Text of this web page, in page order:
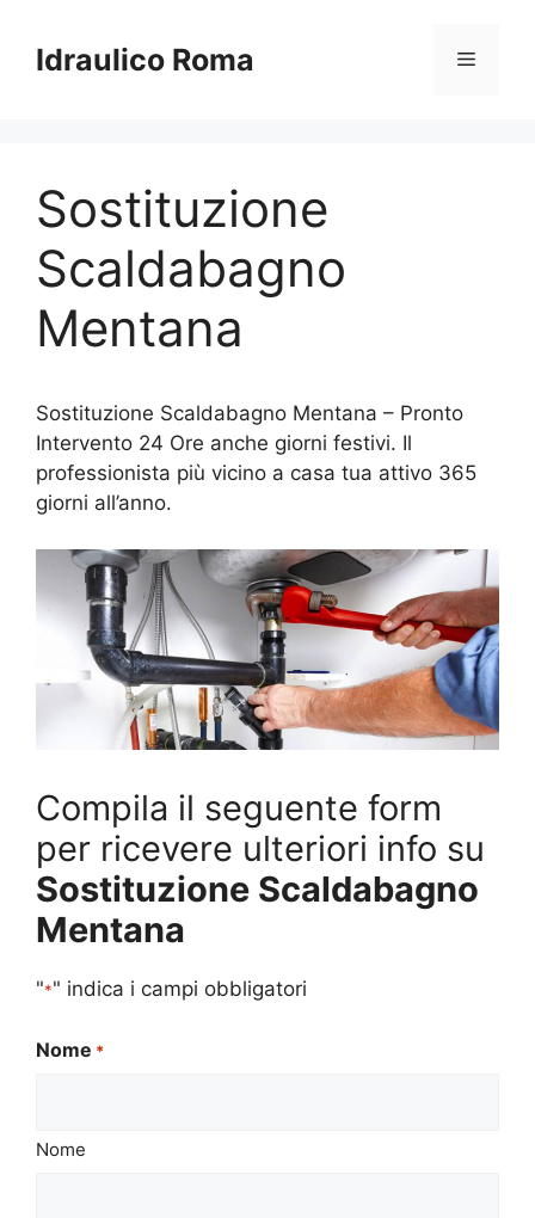
contenuto
Idraulico Roma Menu
Sostituzione
Scaldabagno
Mentana
Sostituzione Scaldabagno Mentana – Pronto
Intervento 24 Ore anche giorni festivi. Il
professionista più vicino a casa tua attivo 365
giorni all’anno.
Compila il seguente form
per ricevere ulteriori info su
Sostituzione Scaldabagno
Mentana
"*" indica i campi obbligatori
Nome *
Nome